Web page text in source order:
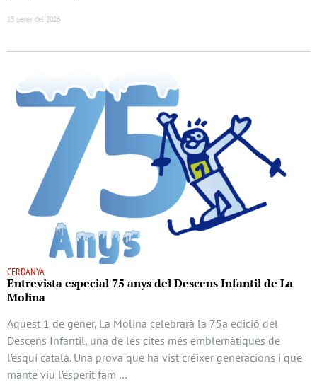
13 gener del 2026
CERDANYA
Entrevista especial 75 anys del Descens Infantil de La
Molina
Aquest 1 de gener, La Molina celebrarà la 75a edició del
Descens Infantil, una de les cites més emblemàtiques de
l’esquí català. Una prova que ha vist créixer generacions i que
manté viu l’esperit fam …